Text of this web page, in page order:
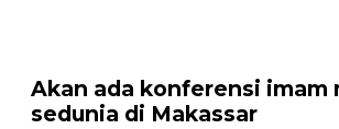
Akan ada konferensi imam
sedunia di Makassar